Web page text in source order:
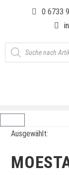
0 6733
Ausgewählt: